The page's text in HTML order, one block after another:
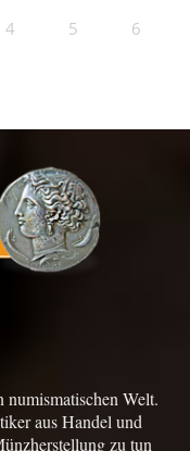
4 5 6
Welt.
aus Handel und
zu tun